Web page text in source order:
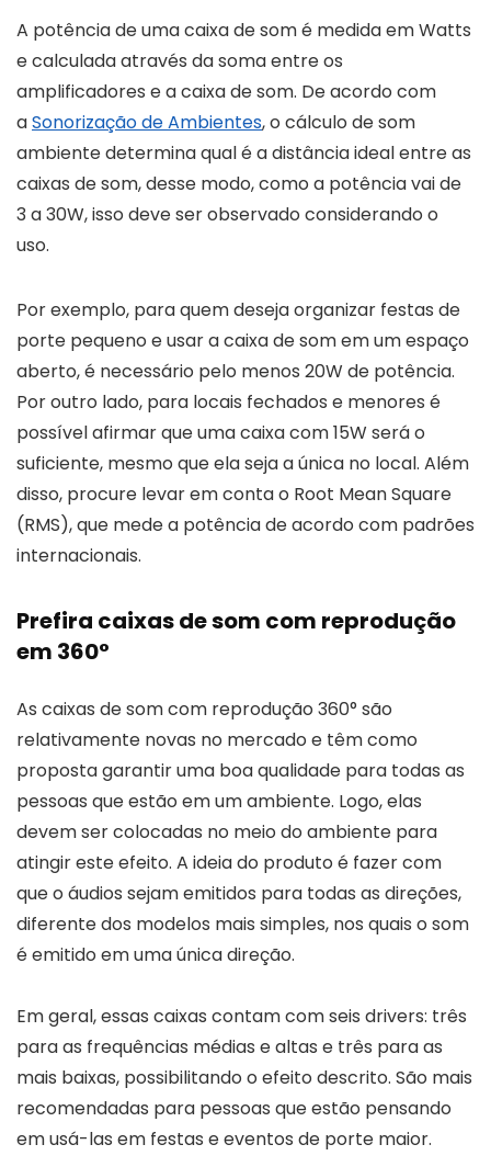
A potência de uma caixa de som é medida em Watts
e calculada através da soma entre os
amplificadores e a caixa de som. De acordo com
aSonorização de Ambientes, o cálculo de som
ambiente determina qual é a distância ideal entre as
caixas de som, desse modo, como a potência vai de
3 a 30W, isso deve ser observado considerando o
uso.
Por exemplo, para quem deseja organizar festas de
porte pequeno e usar a caixa de som em um espaço
aberto, é necessário pelo menos 20W de potência.
Por outro lado, para locais fechados e menores é
possível afirmar que uma caixa com 15W será o
suficiente, mesmo que ela seja a única no local. Além
disso, procure levar em conta o Root Mean Square
(RMS), que mede a potência de acordo com padrões
internacionais.
Prefira caixas de som com reprodução
em 360°
As caixas de som com reprodução 360° são
relativamente novas no mercado e têm como
proposta garantir uma boa qualidade para todas as
pessoas que estão em um ambiente. Logo, elas
devem ser colocadas no meio do ambiente para
atingir este efeito. A ideia do produto é fazer com
que o áudios sejam emitidos para todas as direções,
diferente dos modelos mais simples, nos quais o som
é emitido em uma única direção.
Em geral, essas caixas contam com seis drivers: três
para as frequências médias e altas e três para as
mais baixas, possibilitando o efeito descrito. São mais
recomendadas para pessoas que estão pensando
em usá-las em festas e eventos de porte maior.